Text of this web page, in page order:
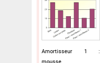
Amortisseur 1 :
mousse